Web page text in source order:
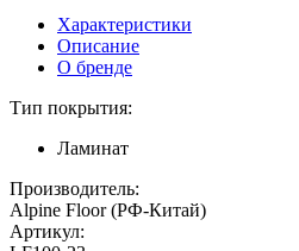
Характеристики
Описание
О бренде
Тип покрытия:
Ламинат
Производитель:
Alpine Floor (РФ-Китай)
Артикул: